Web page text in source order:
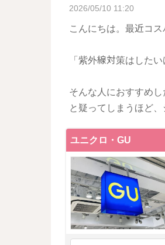
2026/05/10 11:20
こんにちは。最近コ
「紫外線対策はした
そんな人におすすめ
と疑ってしまうほど
ユニクロ・GU